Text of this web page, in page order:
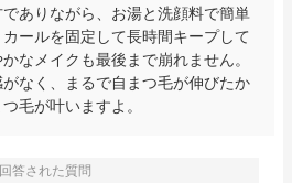
ありながら、お湯と洗顔料で簡単
ールを固定して長時間キープして
なメイクも最後まで崩れません。
なく、まるで自まつ毛が伸びたか
毛が叶いますよ。
回答された質問